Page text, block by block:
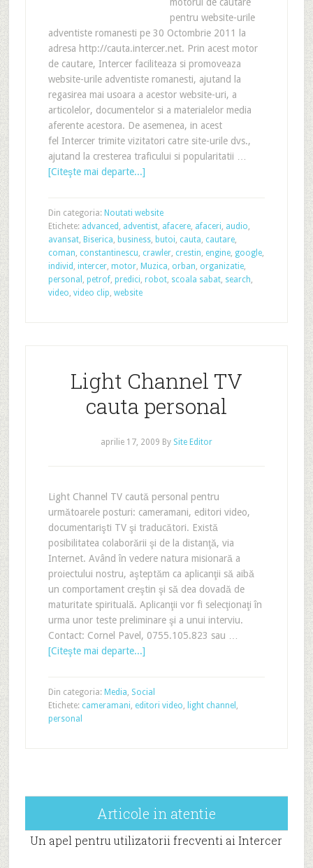
pentru website-urile
adventiste romanesti pe 30 Octombrie 2011 la
adresa http://cauta.intercer.net. Prin acest motor
de cautare, Intercer faciliteaza si promoveaza
website-urile adventiste romanesti, ajutand la
regasirea mai usoara a acestor website-uri, a
articolelor, documentelor si a materialelor media
aferente acestora. De asemenea, in acest
fel Intercer trimite vizitatori catre site-urile dvs.,
ajutand la cresterea traficului si popularitatii …
[Citeşte mai departe...]
Din categoria: Noutati website
Etichete: advanced , adventist, afacere, afaceri, audio,
avansat, Biserica, business, butoi, cauta, cautare,
coman, constantinescu, crawler, crestin, engine, google,
individ , intercer, motor, Muzica, orban, organizatie,
personal , petrof, predici, robot, scoala sabat, search,
video, video clip, website
Light Channel TV
cauta personal
aprilie 17, 2009 By Site Editor
Light Channel TV caută personal pentru
următoarele posturi: cameramani, editori video,
documentarişti TV şi traducători. Există
posibilitatea colaborării şi de la distanţă, via
Internet. Având în vedere natura misionară a
proiectului nostru, aşteptăm ca aplicanţii să aibă
un comportament creştin şi să dea dovadă de
maturitate spirituală. Aplicanţii vor fi selecţionaţi în
urma unor teste preliminare şi a unui interviu.
Contact: Cornel Pavel, 0755.105.823 sau …
[Citeşte mai departe...]
Din categoria: Media, Social
Etichete: cameramani, editori video, light channel ,
personal
Articole in atentie
Un apel pentru utilizatorii frecventi ai Intercer